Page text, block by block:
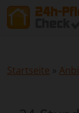
Startseite »